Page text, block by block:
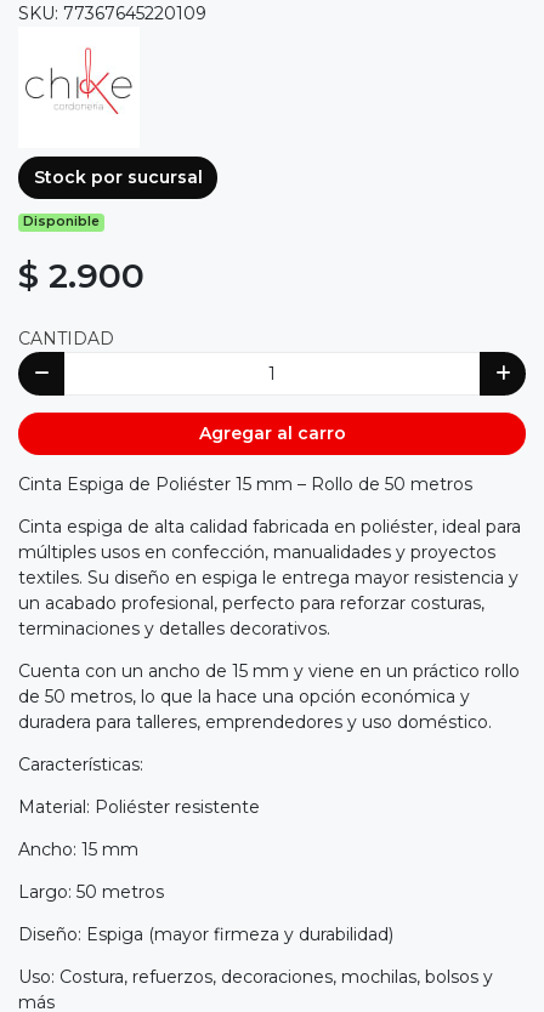
SKU: 77367645220109
Stock por sucursal
Disponible
$ 2.900
CANTIDAD
Agregar al carro
Cinta Espiga de Poliéster 15 mm – Rollo de 50 metros
Cinta espiga de alta calidad fabricada en poliéster, ideal para
múltiples usos en confección, manualidades y proyectos
textiles. Su diseño en espiga le entrega mayor resistencia y
un acabado profesional, perfecto para reforzar costuras,
terminaciones y detalles decorativos.
Cuenta con un ancho de 15 mm y viene en un práctico rollo
de 50 metros, lo que la hace una opción económica y
duradera para talleres, emprendedores y uso doméstico.
Características:
Material: Poliéster resistente
Ancho: 15 mm
Largo: 50 metros
Diseño: Espiga (mayor firmeza y durabilidad)
Uso: Costura, refuerzos, decoraciones, mochilas, bolsos y
más